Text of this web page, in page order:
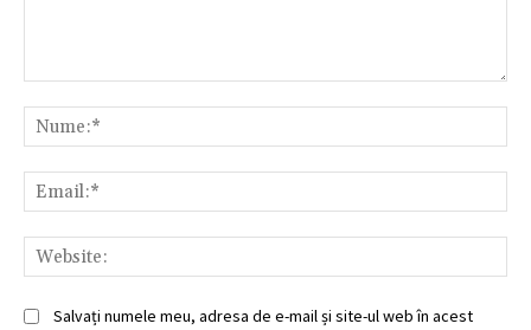
Salvați numele meu, adresa de e-mail și site-ul web în acest